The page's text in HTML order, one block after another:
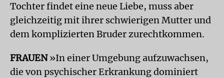
Tochter findet eine neue Liebe, muss aber
gleichzeitig mit ihrer schwierigen Mutter und
dem komplizierten Bruder zurechtkommen.
FRAUEN»In einer Umgebung aufzuwachsen,
die von psychischer Erkrankung dominiert